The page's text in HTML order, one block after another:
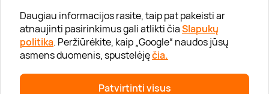
Daugiau informacijos rasite, taip pat pakeisti ar
atnaujinti pasirinkimus gali atlikti čiaSlapukų
politika. Peržiūrėkite, kaip „Google“ naudos jūsų
asmens duomenis, spustelėjęčia.
Patvirtinti visus
Informacija